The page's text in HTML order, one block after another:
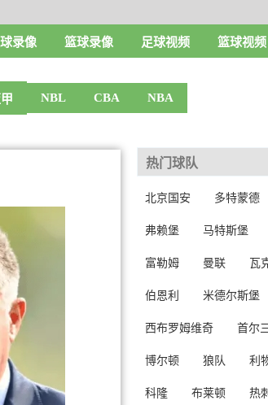
录像 篮球录像 足球视频 篮球视频
NBL CBA NBA
热门球队
北京国安 多特蒙德
弗赖堡 马特斯堡
富勒姆 曼联 瓦
伯恩利 米德尔斯堡
西布罗姆维奇 首尔
博尔顿 狼队 利
科隆 布莱顿 热刺